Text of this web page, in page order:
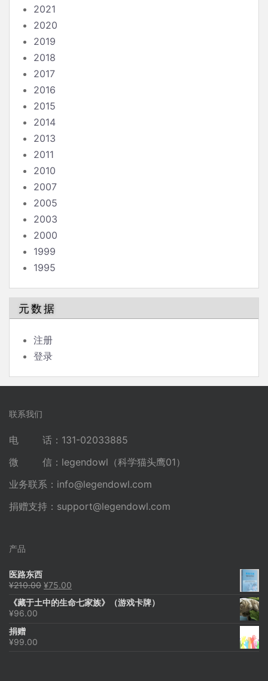
2021
2020
2019
2018
2017
2016
2015
2014
2013
2011
2010
2007
2005
2003
2000
1999
1995
元数据
注册
登录
联系我们
电 话：131-02033885
微 信：legendowl（科学猫头鹰01）
业务联系： info@legendowl.com
捐赠支持： support@legendowl.com
产品
医路东西
¥210.00 原
为：
¥75.00
价
《藏于土中的生命七家族》（游戏卡牌）
¥96.00
捐赠
¥99.00